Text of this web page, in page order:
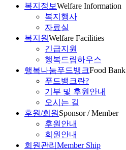
복지정보Welfare Information
복지행사
자료실
복지원Welfare Facilities
긴급지원
행복드림하우스
행복나눔푸드뱅크Food Bank
푸드뱅크란?
기부 및 후원안내
오시는 길
후원/회원 Sponsor / Member
후원안내
회원안내
회원관리 Member Ship